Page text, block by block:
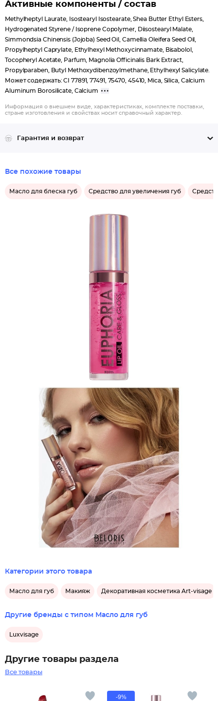
Активные компоненты / состав
Methylheptyl Laurate, Isostearyl Isostearate, Shea Butter Ethyl Esters,
Hydrogenated Styrene / Isoprene Copolymer, Diisostearyl Malate,
Simmondsia Chinensis (Jojoba) Seed Oil, Camellia Oleifera Seed Oil,
Propylheptyl Caprylate, Ethylhexyl Methoxycinnamate, Bisabolol,
Tocopheryl Acetate, Parfum, Magnolia Officinalis Bark Extract,
Propylparaben, Butyl Methoxydibenzoylmethane, Ethylhexyl Salicylate.
Может содержать: CI 77891, 77491, 75470, 45410, Mica, Silica, Calcium
Aluminum Borosilicate, Calcium
Информация о внешнем виде, характеристиках, комплекте поставки,
стране изготовления и свойствах носит справочный характер.
Гарантия и возврат
Все похожие товары
Масло для блеска губ Средство для увеличения губ
Категории этого товара
Масло для губ Макияж Декоративная косметика Art-visage
Другие бренды с типом Масло для губ
Luxvisage
Другие товары раздела
Все товары
-9%